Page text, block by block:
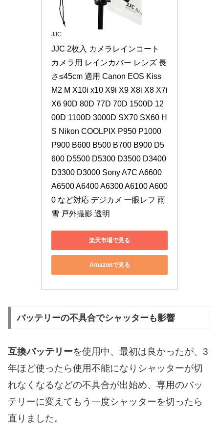
JJC
JJC 2枚入 カメラレインコート
カメラ用 レインカバー レンズ 長
さ≤45cm 適用 Canon EOS Kiss
M2 M X10i x10 X9i X9 X8i X8 X7i
X6 90D 80D 77D 70D 1500D 12
00D 1100D 3000D SX70 SX60 H
S Nikon COOLPIX P950 P1000
P900 B600 B500 B700 B900 D5
600 D5500 D5300 D3500 D3400
D3300 D3000 Sony A7C A6600
A6500 A6400 A6300 A6100 A600
0 など対応 デジカメ 一眼レフ 雨
雪 戸外撮影 透明
楽天市場で見る
Amazonで見る
バッテリーの不具合でシャッターも影響
互換バッテリーを使用中、最初は良かったが、3
年ほど使ったら使用不能になりシャッターが切
れなくなるなどの不具合が出始め、専用のバッ
テリーに変えてもう一度シャッターを切ったら
直りました。